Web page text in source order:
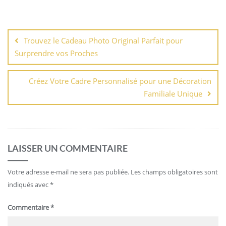
de
l’article
Trouvez le Cadeau Photo Original Parfait pour
Surprendre vos Proches
Créez Votre Cadre Personnalisé pour une Décoration
Familiale Unique
LAISSER UN COMMENTAIRE
Votre adresse e-mail ne sera pas publiée. Les champs obligatoires sont
indiqués avec*
Commentaire*